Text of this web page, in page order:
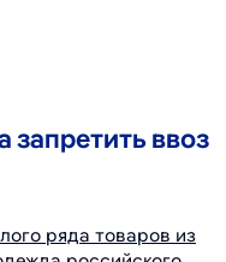
ввоз
ряда товаров из